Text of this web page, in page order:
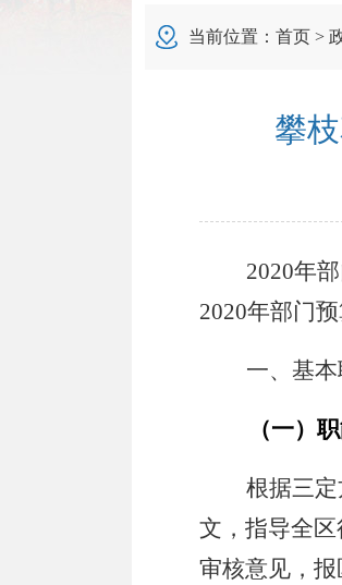
当前位置： 首页 >
攀
2020年
2020年部门
一、基
（一）
根据三
文，指导全
审核意见，